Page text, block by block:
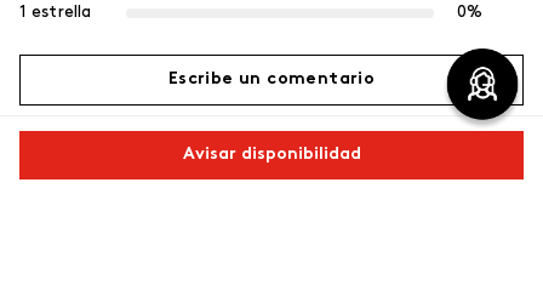
Avisar disponibilidad
1 estrella
0%
Escribe un comentario
Agregar comentario
Más reciente